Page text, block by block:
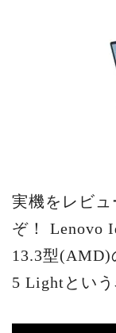
実機をレビュ
ぞ！ Lenovo
13.3型
5 Lightとい